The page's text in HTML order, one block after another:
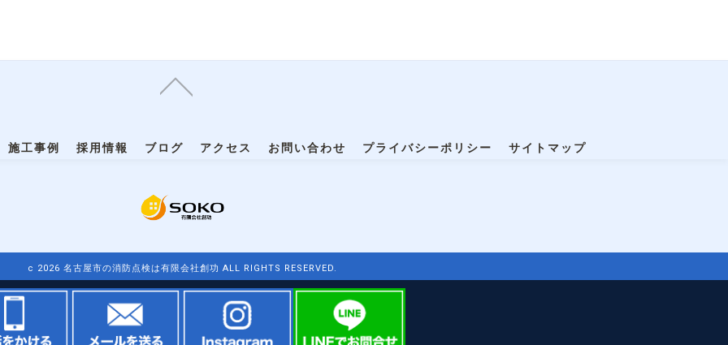
施工事例 採用情報 ブログ アクセス お問い合わせ プライバシーポリシー サイトマップ
c 2026 名古屋市の消防点検は有限会社創功 ALL RIGHTS RESERVED.